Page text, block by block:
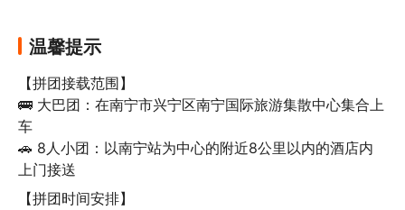
温馨提示
【拼团接载范围】
🚌 大巴团：在南宁市兴宁区南宁国际旅游集散中心集合上
车
🚗 8人小团：以南宁站为中心的附近8公里以内的酒店内
上门接送
【拼团时间安排】